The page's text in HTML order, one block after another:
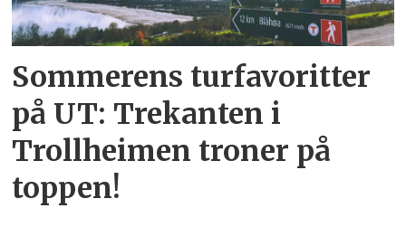
Sommerens turfavoritter
på UT: Trekanten i
Trollheimen troner på
toppen!